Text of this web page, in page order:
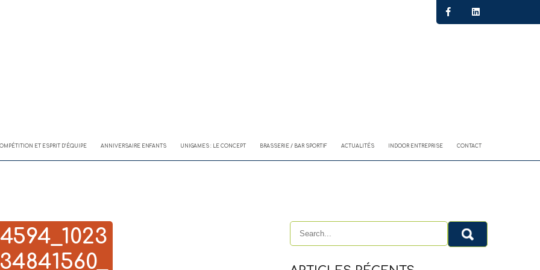
ET ESPRIT D’ÉQUIPE ANNIVERSAIRE ENFANTS UNIGAMES : LE CONCEPT BRASSERIE / BAR SPORTIF ACTUALITÉS INDOOR ENTREPRISE CONTACT